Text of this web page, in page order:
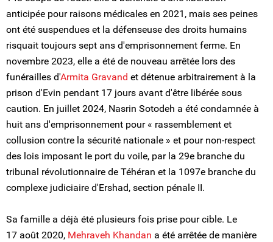
anticipée pour raisons médicales en 2021, mais ses peines
ont été suspendues et la défenseuse des droits humains
risquait toujours sept ans d'emprisonnement ferme. En
novembre 2023, elle a été de nouveau arrêtée lors des
funérailles d'Armita Gravand et détenue arbitrairement à la
prison d'Evin pendant 17 jours avant d'être libérée sous
caution. En juillet 2024, Nasrin Sotodeh a été condamnée à
huit ans d'emprisonnement pour « rassemblement et
collusion contre la sécurité nationale » et pour non-respect
des lois imposant le port du voile, par la 29e branche du
tribunal révolutionnaire de Téhéran et la 1097e branche du
complexe judiciaire d'Ershad, section pénale II.
Sa famille a déjà été plusieurs fois prise pour cible. Le
17 août 2020, Mehraveh Khandan a été arrêtée de manière